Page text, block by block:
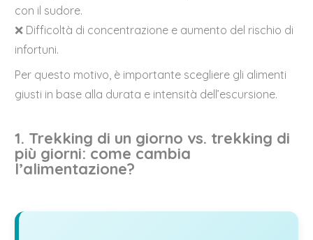
con il sudore.
❌ Difficoltà di concentrazione e aumento del rischio di
infortuni.
Per questo motivo, è importante scegliere gli alimenti
giusti in base alla durata e intensità dell’escursione.
1. Trekking di un giorno vs. trekking di
più giorni: come cambia
l’alimentazione?